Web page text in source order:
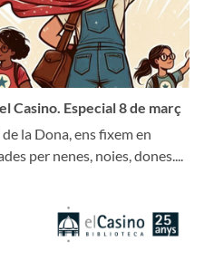
Casino. Especial 8 de març
la Dona, ens fixem en
per nenes, noies, dones....